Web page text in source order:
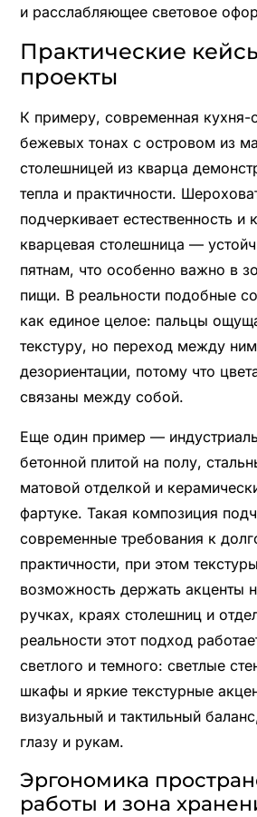
и расслабляющее световое
Практические
проекты
К примеру, современная кухня-
бежевых тонах с островом из
столешницей из кварца
тепла и практичности.
подчеркивает естественность и
кварцевая столешница —
пятнам, что особенно важно в
пищи. В реальности подобные
как единое целое: пальцы
текстуру, но переход между
дезориентации, потому что
связаны между собой.
Еще один пример —
бетонной плитой на полу,
матовой отделкой и
фартуке. Такая композиция
современные требования к
практичности, при этом
возможность держать акценты
ручках, краях столешниц и
реальности этот подход
светлого и темного: светлые
шкафы и яркие текстурные
визуальный и тактильный
глазу и рукам.
Эргономика
работы и зона